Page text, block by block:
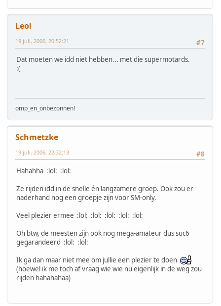
Leo!
#7
19 juli, 2006, 20:52:21
Dat moeten we idd niet hebben... met die supermotards.
:(
omp_en_onbezonnen!
Schmetzke
#8
19 juli, 2006, 22:32:13
Hahahha :lol: :lol:
Ze rijden idd in de snelle én langzamere groep. Ook zou er
naderhand nog een groepje zijn voor SM-only.
Veel plezier ermee :lol: :lol: :lol: :lol: :lol:
Oh btw, de meesten zijn ook nog mega-amateur dus suc6
gegarandeerd :lol: :lol:
Ik ga dan maar niet mee om jullie een plezier te doen
(hoewel ik me toch af vraag wie wie nu eigenlijk in de weg zou
rijden hahahahaa)